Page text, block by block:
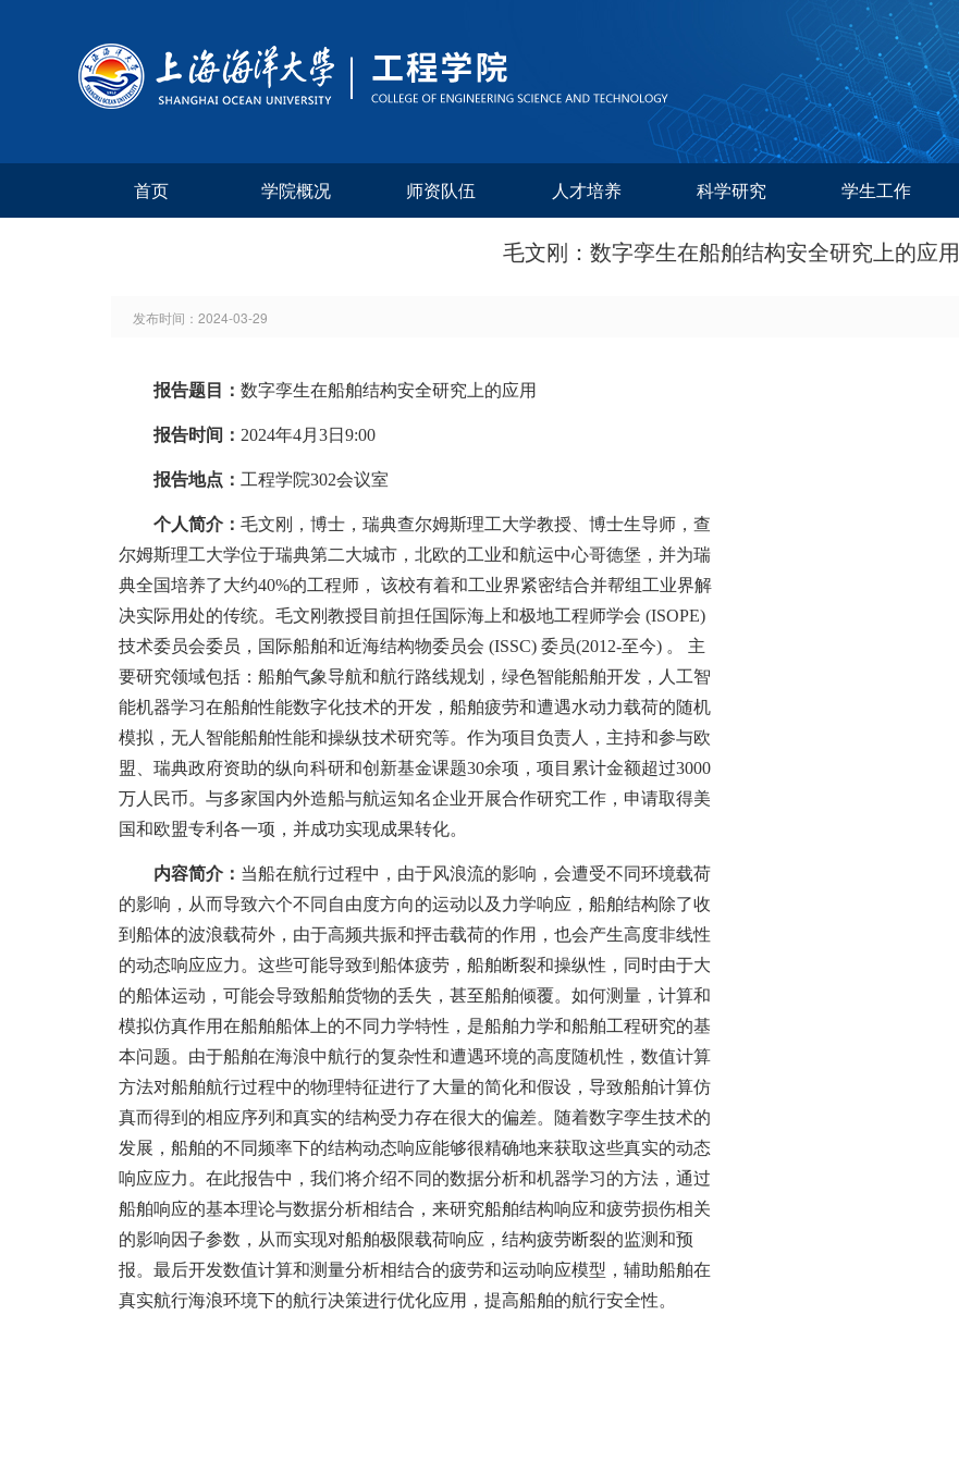
首页 学院概况 师资队伍 人才培养 科学研究 学生工作
毛文刚：数字孪生在船舶结构安全研究上的应用
发布时间： 2024-03-29
报告题目： 数字孪生在船舶结构安全研究上的应用
报告时间： 2024年4月 3日 9:00
报告地点： 工程学院302会议室
个人简介： 毛文刚，博士，瑞典查尔姆斯理工大学教授、博士生导师，查
尔姆斯理工大学位于瑞典第二大城市，北欧的工业和航运中心哥德堡，并为瑞
典全国培养了大约40%的工程师， 该校有着和工业界紧密结合并帮组工业界解
决实际用处的传统。毛文刚教授目前担任国际海上和极地工程师学会 (ISOPE)
技术委员会委员，国际船舶和近海结构物委员会 (ISSC) 委员(2012-至今) 。 主
要研究领域包括：船舶气象导航和航行路线规划，绿色智能船舶开发，人工智
能机器学习在船舶性能数字化技术的开发，船舶疲劳和遭遇水动力载荷的随机
模拟，无人智能船舶性能和操纵技术研究等。作为项目负责人，主持和参与欧
盟、瑞典政府资助的纵向科研和创新基金课题30余项，项目累计金额超过3000
万人民币。与多家国内外造船与航运知名企业开展合作研究工作，申请取得美
国和欧盟专利各一项，并成功实现成果转化。
内容简介： 当船在航行过程中，由于风浪流的影响，会遭受不同环境载荷
的影响，从而导致六个不同自由度方向的运动以及力学响应，船舶结构除了收
到船体的波浪载荷外，由于高频共振和抨击载荷的作用，也会产生高度非线性
的动态响应应力。这些可能导致到船体疲劳，船舶断裂和操纵性，同时由于大
的船体运动，可能会导致船舶货物的丢失，甚至船舶倾覆。如何测量，计算和
模拟仿真作用在船舶船体上的不同力学特性，是船舶力学和船舶工程研究的基
本问题。由于船舶在海浪中航行的复杂性和遭遇环境的高度随机性，数值计算
方法对船舶航行过程中的物理特征进行了大量的简化和假设，导致船舶计算仿
真而得到的相应序列和真实的结构受力存在很大的偏差。随着数字孪生技术的
发展，船舶的不同频率下的结构动态响应能够很精确地来获取这些真实的动态
响应应力。在此报告中，我们将介绍不同的数据分析和机器学习的方法，通过
船舶响应的基本理论与数据分析相结合，来研究船舶结构响应和疲劳损伤相关
的影响因子参数，从而实现对船舶极限载荷响应，结构疲劳断裂的监测和预
报。最后开发数值计算和测量分析相结合的疲劳和运动响应模型，辅助船舶在
真实航行海浪环境下的航行决策进行优化应用，提高船舶的航行安全性。